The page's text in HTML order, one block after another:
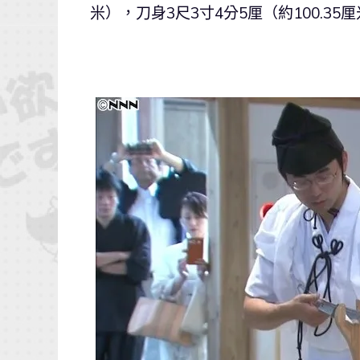
米），刀身3尺3寸4分5厘（約100.35厘